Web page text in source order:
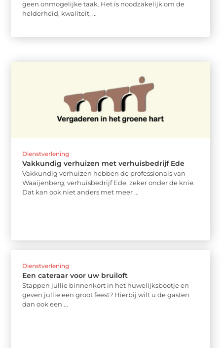
geen onmogelijke taak. Het is noodzakelijk om de
helderheid, kwaliteit, ...
Dienstverlening
Vakkundig verhuizen met verhuisbedrijf Ede
Vakkundig verhuizen hebben de professionals van
Waaijenberg, verhuisbedrijf Ede, zeker onder de knie.
Dat kan ook niet anders met meer ...
Dienstverlening
Een cateraar voor uw bruiloft
Stappen jullie binnenkort in het huwelijksbootje en
geven jullie een groot feest? Hierbij wilt u de gasten
dan ook een ...